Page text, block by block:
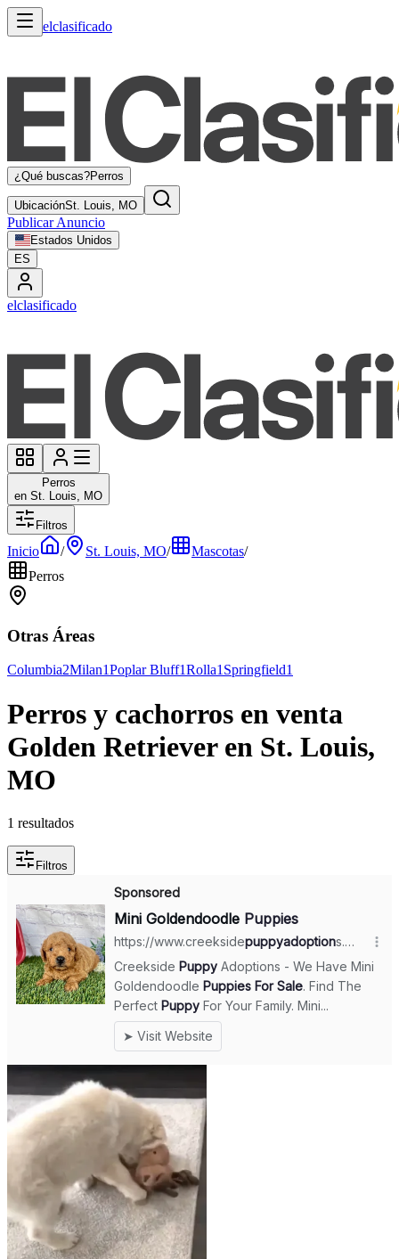
elclasificado
¿Qué buscas?Perros
UbicaciónSt. Louis, MO
Publicar Anuncio
Estados Unidos
ES
elclasificado
Perros
en St. Louis, MO
Filtros
Inicio / St. Louis, MO/ Mascotas/
Perros
Otras Áreas
Columbia2Milan1Poplar Bluff1Rolla1Springfield1
Perros y cachorros en venta
Golden Retriever en St. Louis,
MO
1 resultados
Filtros